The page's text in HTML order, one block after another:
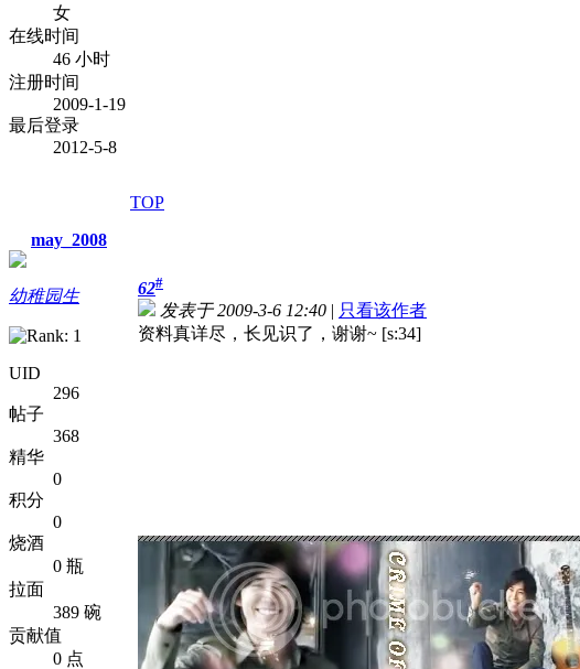
女
在线时间
46 小时
注册时间
2009-1-19
最后登录
2012-5-8
TOP
may_2008
幼稚园生
UID
296
帖子
368
精华
0
积分
0
烧酒
0 瓶
拉面
389 碗
贡献值
0 点
62#
发表于 2009-3-6 12:40 | 只看该作者
资料真详尽，长见识了，谢谢~ [s:34]